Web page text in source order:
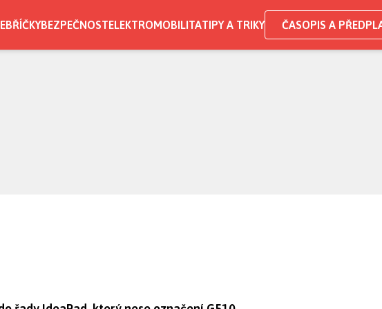
BEZPEČNOSTELEKTROMOBILITATIPY A TRIKY ČASOPIS A